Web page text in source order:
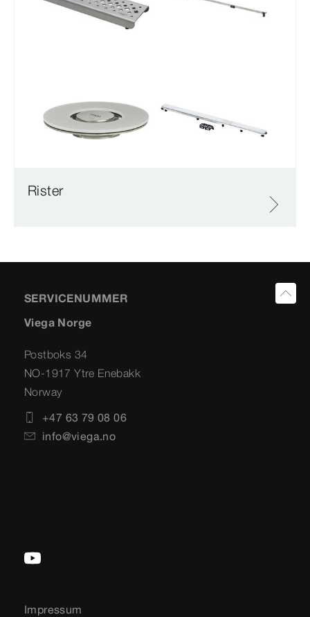
Rister
SERVICENUMMER
Viega Norge
Postboks 34
NO-1917 Ytre Enebakk
Norway
+47 63 79 08 06
info@viega.no
Impressum